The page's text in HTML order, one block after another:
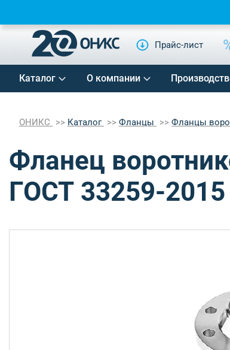
Прайс-лист
Каталог О компании
ОНИКС Каталог Фланцы Фланцы
Фланец
ГОСТ 33259-2015